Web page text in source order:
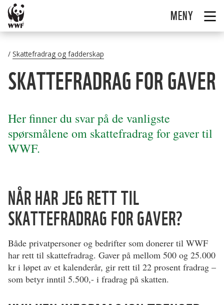
MENY
Skattefradrag og fadderskap
SKATTEFRADRAG FOR GAVER
Her finner du svar på de vanligste
spørsmålene om skattefradrag for gaver til
WWF.
NÅR HAR JEG RETT TIL
SKATTEFRADRAG FOR GAVER?
Både privatpersoner og bedrifter som donerer til WWF
har rett til skattefradrag. Gaver på mellom 500 og 25.000
kr i løpet av et kalenderår, gir rett til 22 prosent fradrag –
som betyr inntil 5.500,- i fradrag på skatten.